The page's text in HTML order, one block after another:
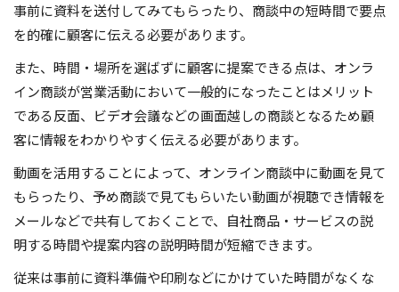
事前に資料を送付してみてもらったり、商談中の短時間で要点
を的確に顧客に伝える必要があります。
また、時間・場所を選ばずに顧客に提案できる点は、オンラ
イン商談が営業活動において一般的になったことはメリット
である反面、ビデオ会議などの画面越しの商談となるため顧
客に情報をわかりやすく伝える必要があります。
動画を活用することによって、オンライン商談中に動画を見て
もらったり、予め商談で見てもらいたい動画が視聴でき情報を
メールなどで共有しておくことで、自社商品・サービスの説
明する時間や提案内容の説明時間が短縮できます。
従来は事前に資料準備や印刷などにかけていた時間がなくな